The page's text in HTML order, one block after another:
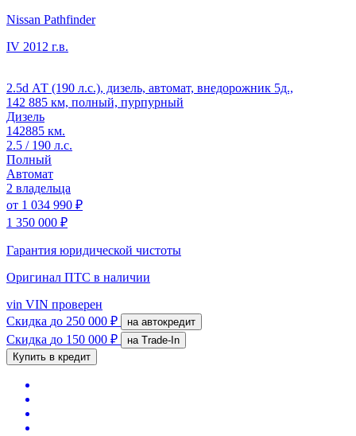
Nissan Pathfinder
IV 2012 г.в.
2.5d АТ (190 л.с.), дизель, автомат, внедорожник 5д.,
142 885 км, полный, пурпурный
Дизель
142885 км.
2.5 / 190 л.с.
Полный
Автомат
2 владельца
от 1 034 990 ₽
1 350 000 ₽
Гарантия юридической чистоты
Оригинал ПТС в наличии
vin VIN проверен
Скидка до 250 000 ₽ на автокредит
Скидка до 150 000 ₽
на Trade-In
Купить в кредит